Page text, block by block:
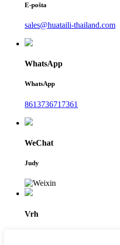
E-pošta
sales@huataili-thailand.com
WhatsApp
WhatsApp
8613736717361
WeChat
Judy
Vrh